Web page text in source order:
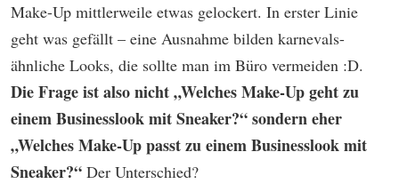
Make-Up mittlerweile etwas gelockert. In erster Linie
geht was gefällt – eine Ausnahme bilden karnevals-
ähnliche Looks, die sollte man im Büro vermeiden :D.
Die Frage ist also nicht „Welches Make-Up geht zu
einem Businesslook mit Sneaker?“ sondern eher
„Welches Make-Up passt zu einem Businesslook mit
Sneaker?“ Der Unterschied?